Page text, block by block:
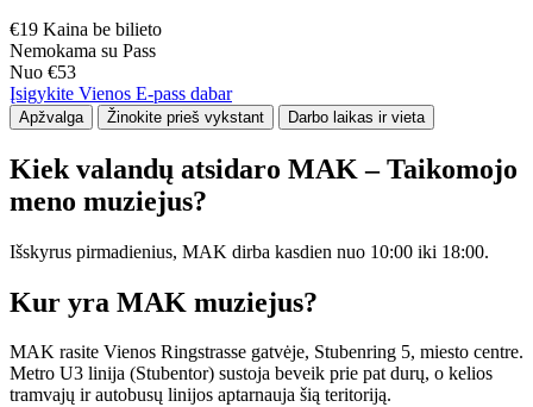
€19 Kaina be bilieto
Nemokama su Pass
Nuo €53
Įsigykite Vienos E-pass dabar
Apžvalga Žinokite prieš vykstant Darbo laikas ir vieta
Kiek valandų atsidaro MAK – Taikomojo
meno muziejus?
Išskyrus pirmadienius, MAK dirba kasdien nuo 10:00 iki 18:00.
Kur yra MAK muziejus?
MAK rasite Vienos Ringstrasse gatvėje, Stubenring 5, miesto centre.
Metro U3 linija (Stubentor) sustoja beveik prie pat durų, o kelios
tramvajų ir autobusų linijos aptarnauja šią teritoriją.